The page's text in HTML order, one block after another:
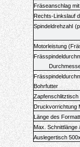
Fräseanschlag
Rechts-Linkslauf
Spindeldrehzahl
Motorleistung
Bohrfutter
Zapfenschlitztisch
Druckvorrichtung
Länge des
Max. Schnittlänge
Auslegertisch